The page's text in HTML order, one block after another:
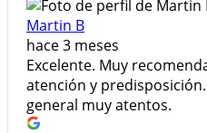
Martin B
hace 3 meses
Excelente. Muy
atención y
general muy atentos.